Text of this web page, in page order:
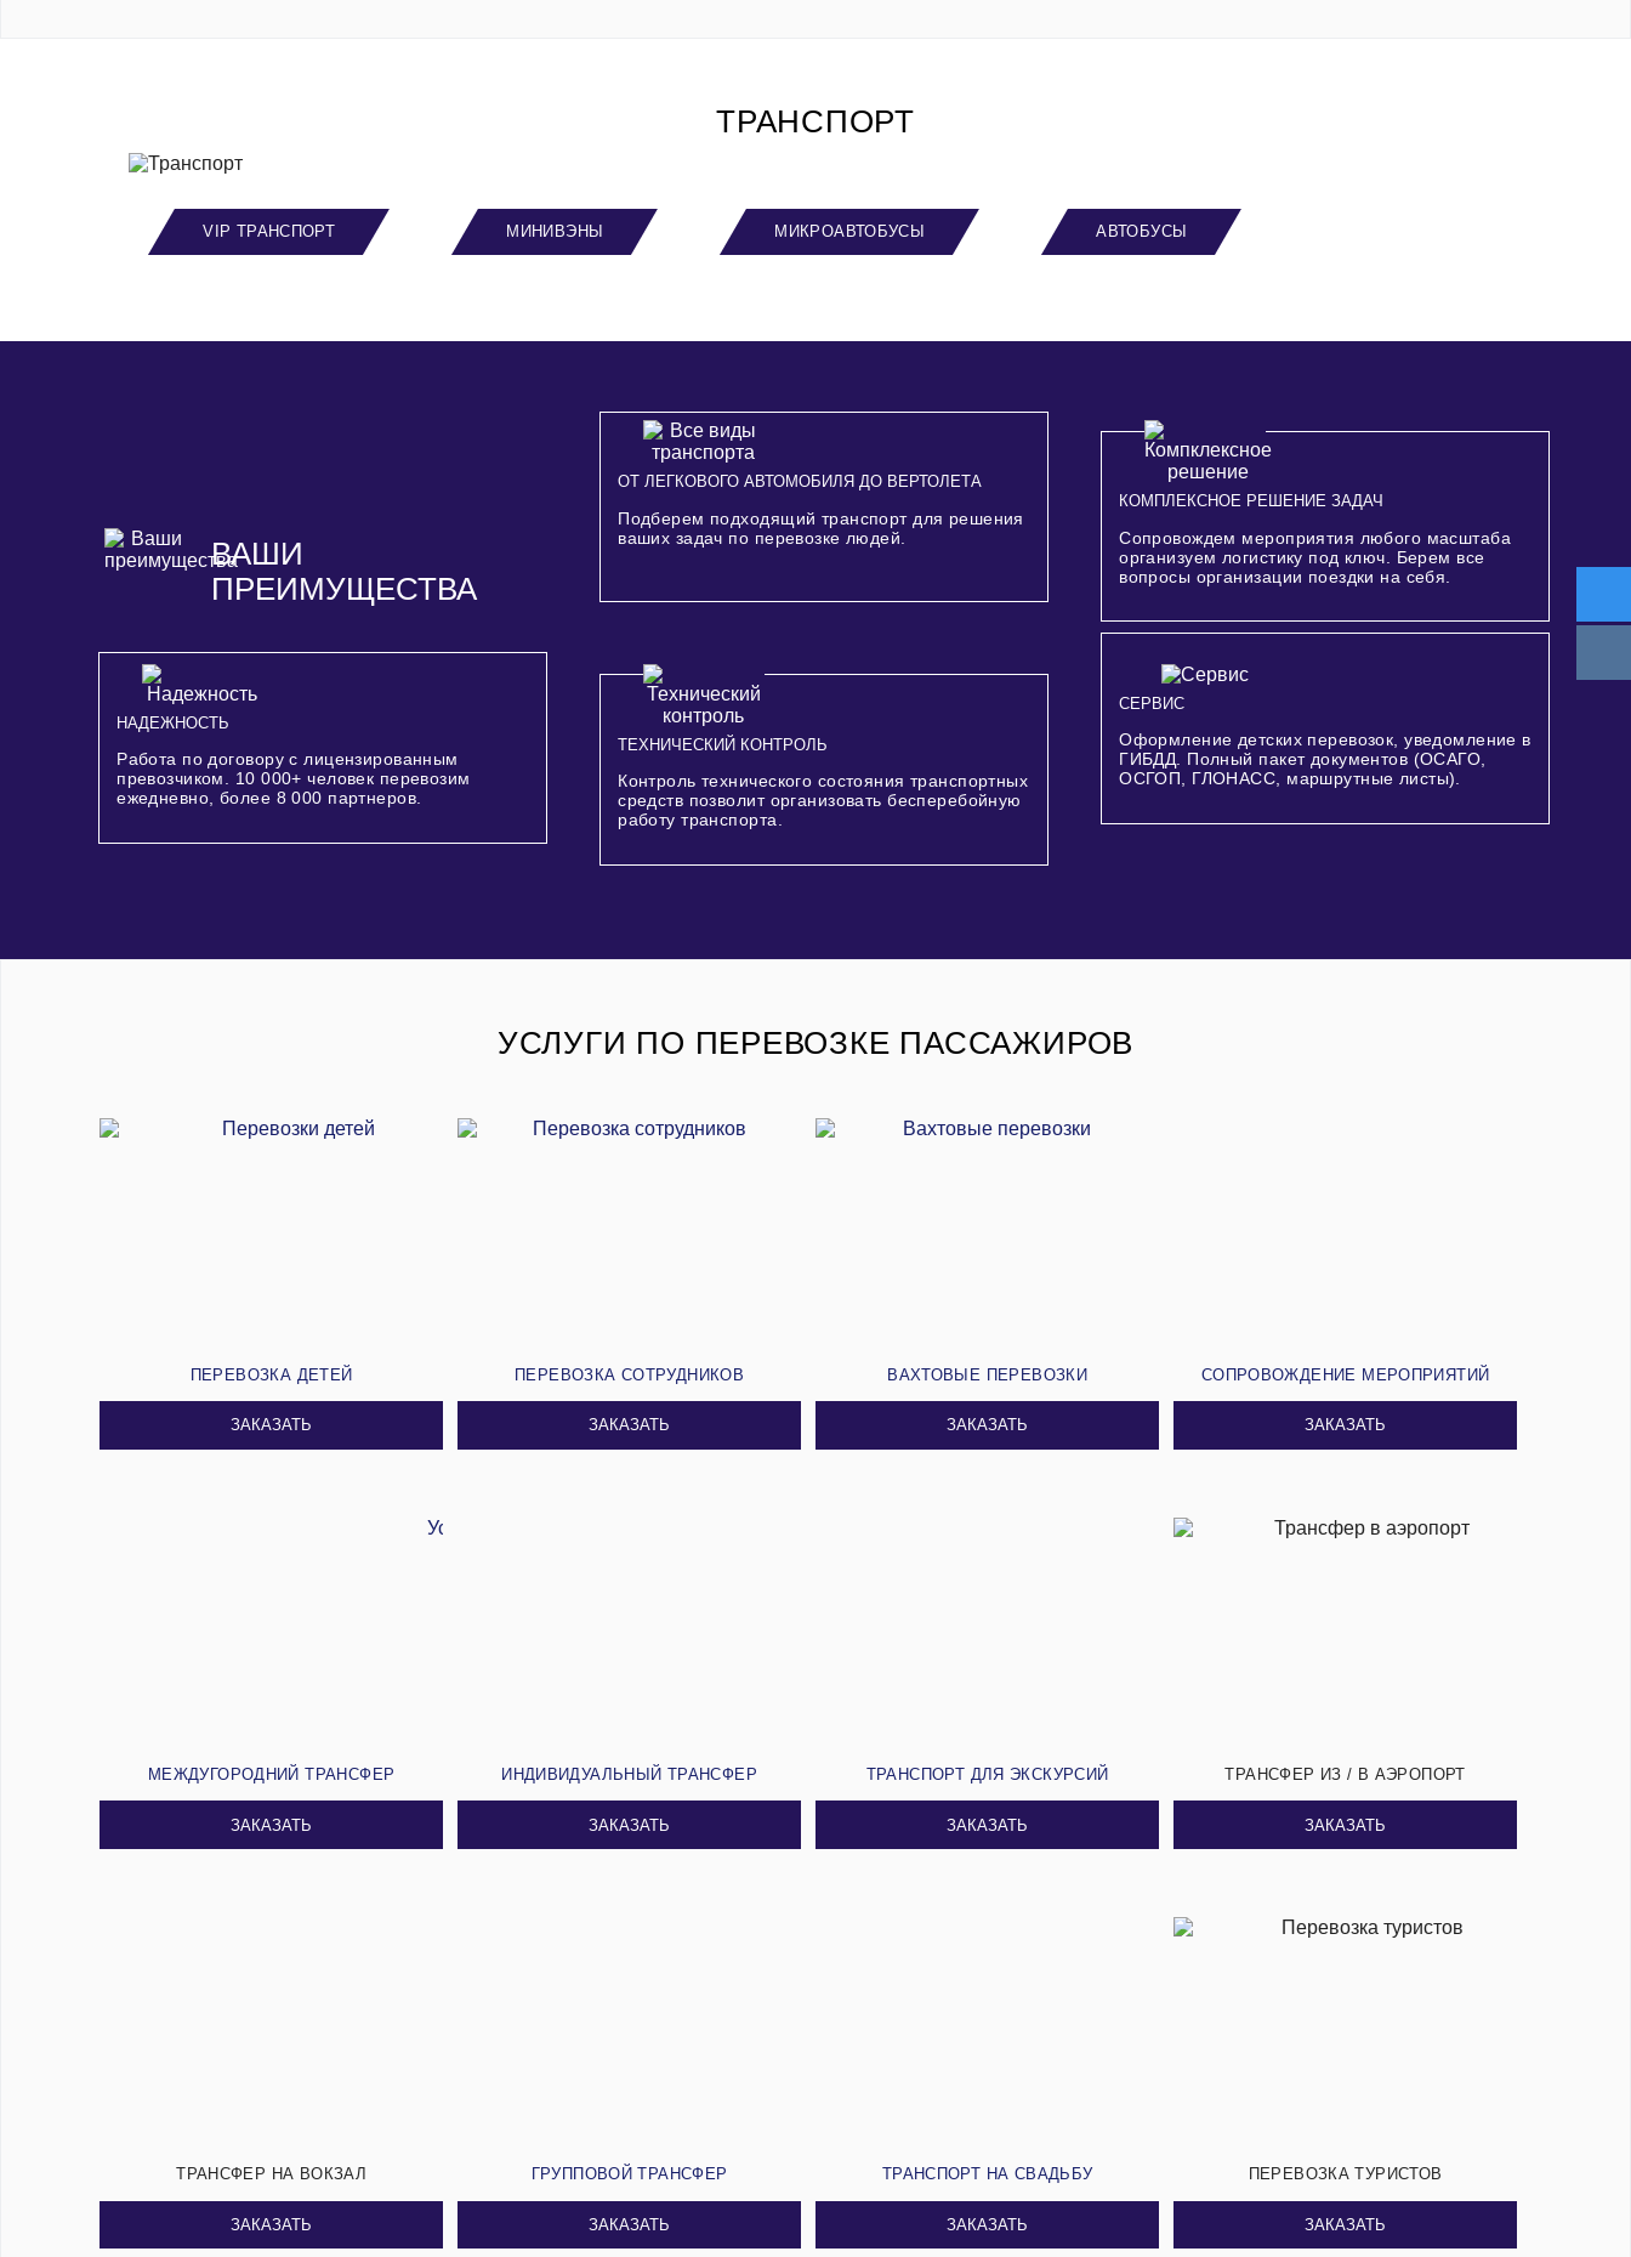
ТРАНСПОРТ
VIP ТРАНСПОРТ МИНИВЭНЫ МИКРОАВТОБУСЫ АВТОБУСЫ
ВАШИ
ПРЕИМУЩЕСТВА
ОТ ЛЕГКОВОГО АВТОМОБИЛЯ ДО ВЕРТОЛЕТА
Подберем подходящий транспорт для решения
ваших задач по перевозке людей.
КОМПЛЕКСНОЕ РЕШЕНИЕ ЗАДАЧ
Сопровождем мероприятия любого масштаба
организуем логистику под ключ. Берем все
вопросы организации поездки на себя.
НАДЕЖНОСТЬ
Работа по договору с лицензированным
превозчиком. 10 000+ человек перевозим
ежедневно, более 8 000 партнеров.
ТЕХНИЧЕСКИЙ КОНТРОЛЬ
Контроль технического состояния транспортных
средств позволит организовать бесперебойную
работу транспорта.
СЕРВИС
Оформление детских перевозок, уведомление в
ГИБДД. Полный пакет документов (ОСАГО,
ОСГОП, ГЛОНАСС, маршрутные листы).
УСЛУГИ ПО ПЕРЕВОЗКЕ ПАССАЖИРОВ
ПЕРЕВОЗКА ДЕТЕЙ
ЗАКАЗАТЬ
ПЕРЕВОЗКА СОТРУДНИКОВ
ЗАКАЗАТЬ
ВАХТОВЫЕ ПЕРЕВОЗКИ
ЗАКАЗАТЬ
СОПРОВОЖДЕНИЕ МЕРОПРИЯТИЙ
ЗАКАЗАТЬ
МЕЖДУГОРОДНИЙ ТРАНСФЕР
ЗАКАЗАТЬ
ИНДИВИДУАЛЬНЫЙ ТРАНСФЕР
ЗАКАЗАТЬ
ТРАНСПОРТ ДЛЯ ЭКСКУРСИЙ
ЗАКАЗАТЬ
ТРАНСФЕР ИЗ / В АЭРОПОРТ
ЗАКАЗАТЬ
ТРАНСФЕР НА ВОКЗАЛ
ЗАКАЗАТЬ
ГРУППОВОЙ ТРАНСФЕР
ЗАКАЗАТЬ
ТРАНСПОРТ НА СВАДЬБУ
ЗАКАЗАТЬ
ПЕРЕВОЗКА ТУРИСТОВ
ЗАКАЗАТЬ